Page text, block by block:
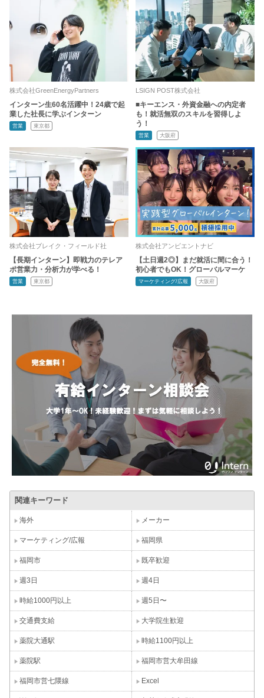
株式会社GreenEnergyPartners
インターン生60名活躍中！24歳で起
業した社長に学ぶインターン
営業 東京都
LSIGN POST株式会社
■キーエンス・外資金融への内定者
も！就活無双のスキルを習得しよ
う！
営業 大阪府
株式会社ブレイク・フィールド社
【長期インターン】即戦力のテレア
ポ営業力・分析力が学べる！
営業 東京都
株式会社アンビエントナビ
【土日週2◎】まだ就活に間に合う！
初心者でもOK！グローバルマーケ
マーケティング/広報 大阪府
関連キーワード
海外 メーカー
マーケティング/広報 福岡県
福岡市 既卒歓迎
週3日 週4日
時給1000円以上 週5日〜
交通費支給 大学院生歓迎
薬院大通駅 時給1100円以上
薬院駅 福岡市営大牟田線
福岡市営七隈線 Excel